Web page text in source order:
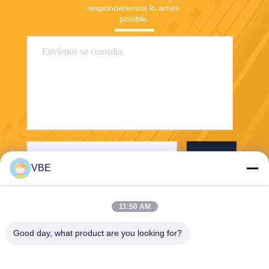
responderemos lo antes
posible.
VBE
11:50 AM
Good day, what product are you looking for?